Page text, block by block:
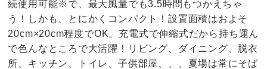
続使用可能※で、最大風量でも3.5時間もつかえちゃ
う！しかも、とにかくコンパクト！設置面積はおよそ
20cm×20cm程度でOK。充電式で伸縮式だから持ち運ん
で色んなところで大活躍！リビング、ダイニング、脱衣
所、キッチン、トイレ、子供部屋、、、夏場は常にそば